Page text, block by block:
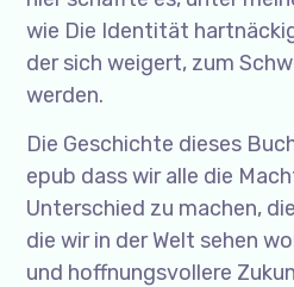
wie Die Identität
der sich weigert, zum
werden.
Die Geschichte dieses
epub dass wir alle die
Unterschied zu machen,
die wir in der Welt sehen
und hoffnungsvollere